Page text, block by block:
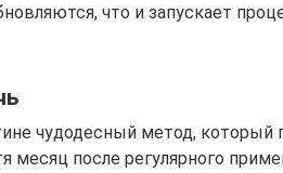
что и запускает
чудодесный метод, который
месяц после регулярного